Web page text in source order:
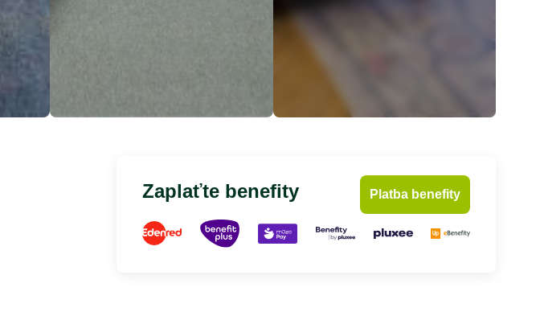
Zaplaťte benefity Platba benefity